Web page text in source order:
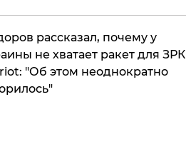
рассказал, почему у
не хватает ракет для ЗРК
"Об этом неоднократно